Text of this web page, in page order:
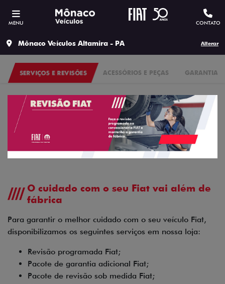
MENU CONTATO
Mônaco Veículos Altamira - PA Alterar
SERVIÇOS E REVISÕES ACESSÓRIOS E PEÇAS GARANTIA
O cuidado com o seu Fiat vai além de
fábrica
Para garantir o melhor cuidado com o seu veículo Fiat,
disponibilizamos os seguintes serviços em nossa loja:
Revisão programada Fiat;
Pacote de garantia adicional Fiat;
Pacote de revisão sob medida Fiat;